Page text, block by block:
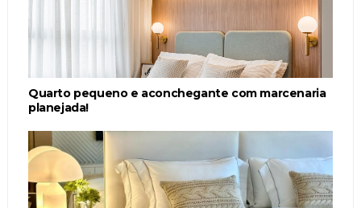
Quarto pequeno e aconchegante com marcenaria
planejada!